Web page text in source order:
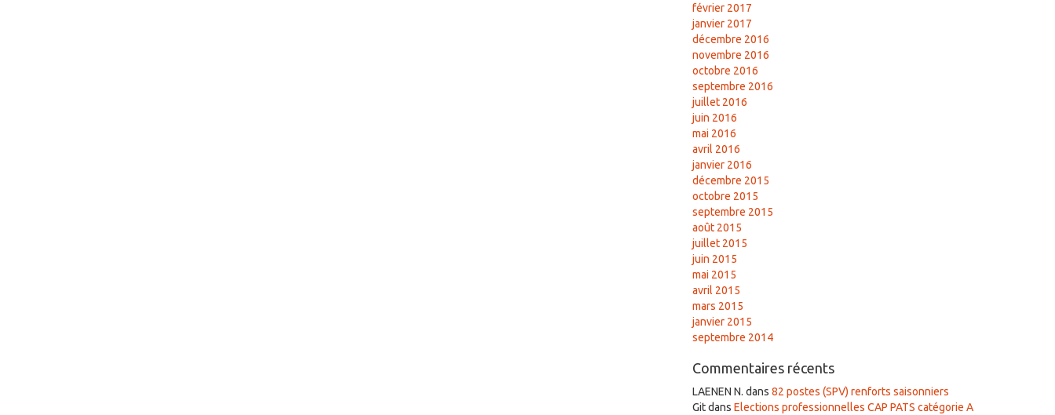
février 2017
janvier 2017
décembre 2016
novembre 2016
octobre 2016
septembre 2016
juillet 2016
juin 2016
mai 2016
avril 2016
janvier 2016
décembre 2015
octobre 2015
septembre 2015
août 2015
juillet 2015
juin 2015
mai 2015
avril 2015
mars 2015
janvier 2015
septembre 2014
Commentaires récents
LAENEN N. dans 82 postes (SPV) renforts saisonniers
Gitdans Elections professionnelles CAP PATS catégorie A